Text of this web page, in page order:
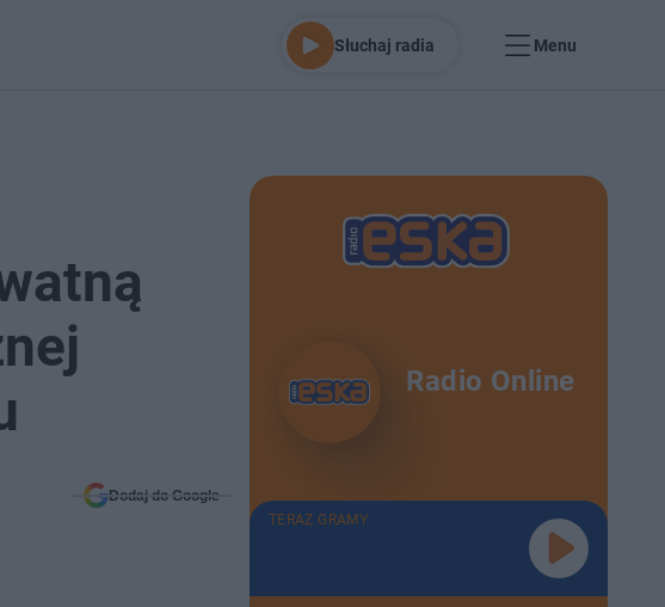
Słuchaj radia Menu
Dodaj do Google
Radio Online
TERAZ GRAMY